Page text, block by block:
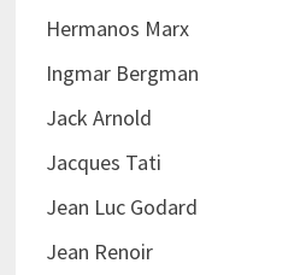
Hermanos Marx
Ingmar Bergman
Jack Arnold
Jacques Tati
Jean Luc Godard
Jean Renoir